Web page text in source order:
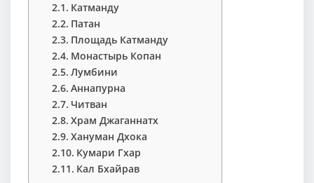
Катманду
Патан
Площадь Катманду
Монастырь Копан
Лумбини
Аннапурна
Читван
Храм Джаганнатх
Хануман Дхока
Кумари Гхар
Кал Бхайрав